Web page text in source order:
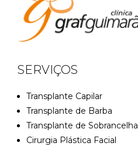
SERVIÇOS
Transplante Capilar
Transplante de Barba
Transplante de Sobrancelha
Cirurgia Plástica Facial